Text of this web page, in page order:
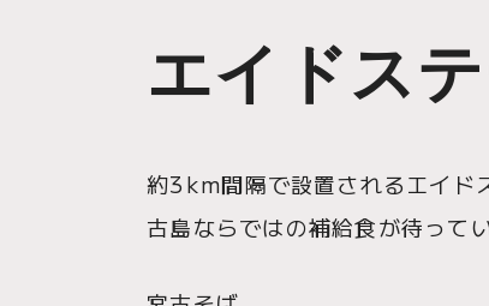
エイドス
約3km間隔で設置されるエイド
古島ならではの補給食が待ってい